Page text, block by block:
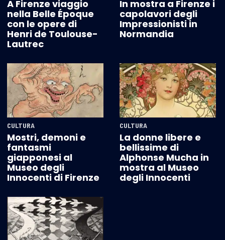
A Firenze viaggio
nella Belle Époque
con le opere di
Henri de Toulouse-
Lautrec
In mostra a Firenze i
capolavori degli
Impressionisti in
Normandia
CULTURA
Mostri, demoni e
fantasmi
giapponesi al
Museo degli
Innocenti di Firenze
CULTURA
La donne libere e
bellissime di
Alphonse Mucha in
mostra al Museo
degli Innocenti